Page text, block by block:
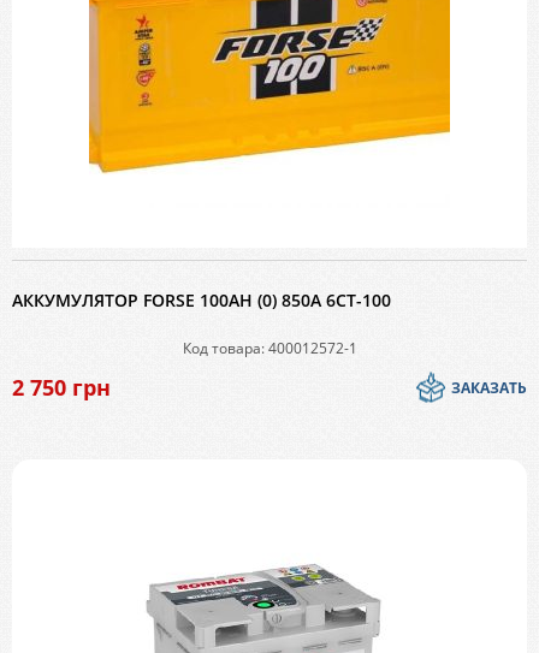
АККУМУЛЯТОР FORSE 100AH (0) 850A 6СТ-100
Код товара: 400012572-1
2 750 грн ЗАКАЗАТЬ